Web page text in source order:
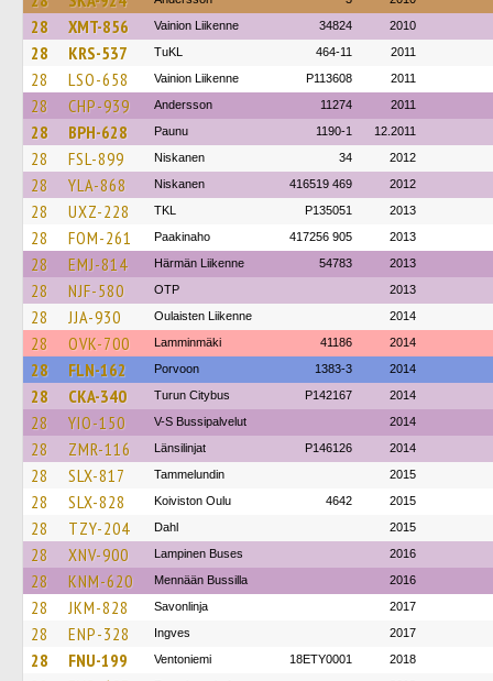
28 XMT-856 Vainion Liikenne 34824 2010
28 KRS-537 TuKL 464-11 2011
28 LSO-658 Vainion Liikenne P113608 2011
28 CHP-939 Andersson 11274 2011
28 BPH-628 Paunu 1190-1 12.2011
28 FSL-899 Niskanen 34 2012
28 YLA-868 Niskanen 416519 469 2012
28 UXZ-228 TKL P135051 2013
28 FOM-261 Paakinaho 417256 905 2013
28 EMJ-814 Härmän Liikenne 54783 2013
28 NJF-580 OTP 2013
28 JJA-930 Oulaisten Liikenne 2014
28 OVK-700 Lamminmäki 41186 2014
28 FLN-162 Porvoon 1383-3 2014
28 CKA-340 Turun Citybus P142167 2014
28 YIO-150 V-S Bussipalvelut 2014
28 ZMR-116 Länsilinjat P146126 2014
28 SLX-817 Tammelundin 2015
28 SLX-828 Koiviston Oulu 4642 2015
28 TZY-204 Dahl 2015
28 XNV-900 Lampinen Buses 2016
28 KNM-620 Mennään Bussilla 2016
28 JKM-828 Savonlinja 2017
28 ENP-328 Ingves 2017
28 FNU-199 Ventoniemi 18ETY0001 2018